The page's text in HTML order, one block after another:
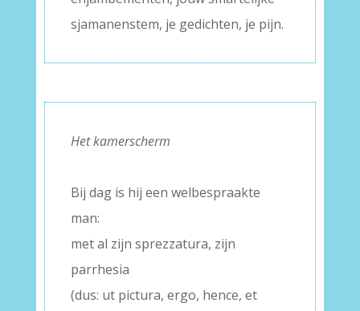
sjamanenstem, je gedichten, je pijn.
Het kamerscherm
Bij dag is hij een welbespraakte
man:
met al zijn sprezzatura, zijn
parrhesia
(dus: ut pictura, ergo, hence, et